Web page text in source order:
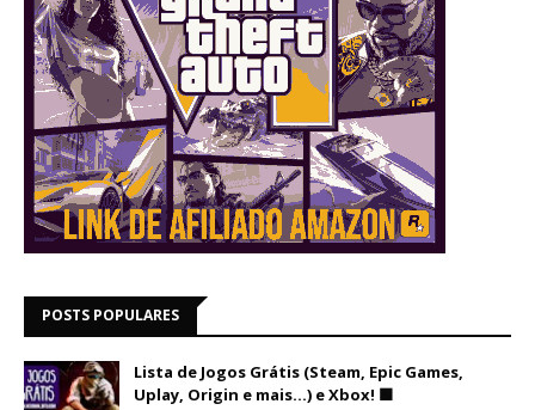
POSTS POPULARES
Lista de Jogos Grátis (Steam, Epic Games,
Uplay, Origin e mais...) e Xbox! 🟩